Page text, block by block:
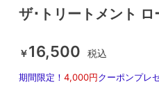
ザ･トリートメント ロ
￥16,500 税込
期間限定！ 4,000円クーポンプレ